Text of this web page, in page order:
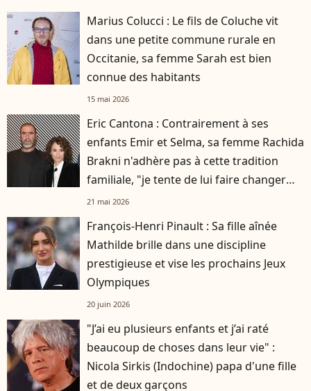
Marius Colucci : Le fils de Coluche vit
dans une petite commune rurale en
Occitanie, sa femme Sarah est bien
connue des habitants
15 mai 2026
Eric Cantona : Contrairement à ses
enfants Emir et Selma, sa femme Rachida
Brakni n'adhère pas à cette tradition
familiale, "je tente de lui faire changer
d'avis"
21 mai 2026
François-Henri Pinault : Sa fille aînée
Mathilde brille dans une discipline
prestigieuse et vise les prochains Jeux
Olympiques
20 juin 2026
"J’ai eu plusieurs enfants et j’ai raté
beaucoup de choses dans leur vie" :
Nicola Sirkis (Indochine) papa d'une fille
et de deux garçons